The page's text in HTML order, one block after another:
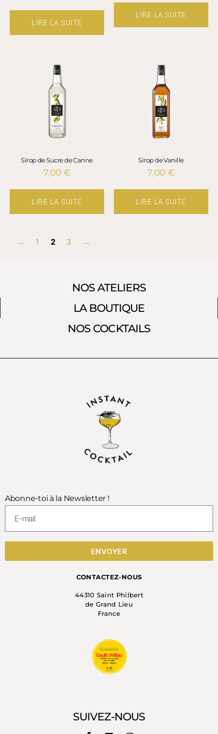
LIRE LA SUITE
LIRE LA SUITE
Sirop de Sucre de Canne
7,00 €
LIRE LA SUITE
Sirop de Vanille
7,00 €
LIRE LA SUITE
← 1 2 3 →
NOS ATELIERS
LA BOUTIQUE
NOS COCKTAILS
Abonne-toi à la Newsletter !
ENVOYER
CONTACTEZ-NOUS
44310 Saint Philbert
de Grand Lieu
France
SUIVEZ-NOUS